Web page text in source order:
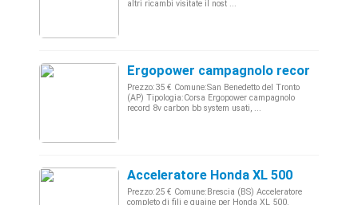
altri ricambi visitate il nost ...
Ergopower campagnolo record 8v -
Prezzo:35 € Comune:San Benedetto del Tronto
(AP) Tipologia:Corsa Ergopower campagnolo
record 8v carbon bb system usati, ...
Acceleratore Honda XL 500
Prezzo:25 € Comune:Brescia (BS) Acceleratore
completo di fili e guaine per Honda XL 500.